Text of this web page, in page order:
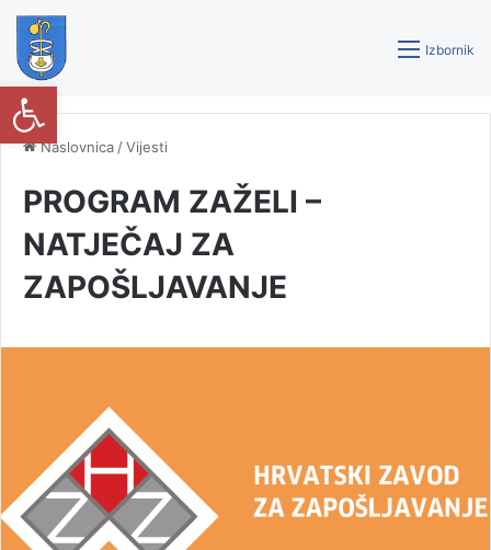
Izbornik
Naslovnica /Vijesti
PROGRAM ZAŽELI –
NATJEČAJ ZA
ZAPOŠLJAVANJE
Open toolbar